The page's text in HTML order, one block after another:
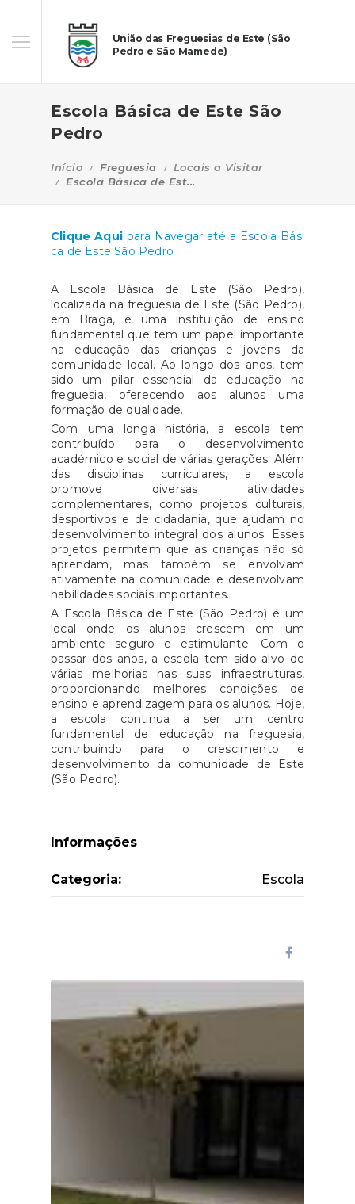
União das Freguesias de Este (São
Pedro e São Mamede)
Escola Básica de Este São
Pedro
Início Freguesia
Locais a Visitar
Escola Básica de Est...
Clique Aqui para Navegar até a Escola Bási
ca de Este São Pedro
A Escola Básica de Este (São Pedro),
localizada na freguesia de Este (São Pedro),
em Braga, é uma instituição de ensino
fundamental que tem um papel importante
na educação das crianças e jovens da
comunidade local. Ao longo dos anos, tem
sido um pilar essencial da educação na
freguesia, oferecendo aos alunos uma
formação de qualidade.
Com uma longa história, a escola tem
contribuído para o desenvolvimento
académico e social de várias gerações. Além
das disciplinas curriculares, a escola
promove diversas atividades
complementares, como projetos culturais,
desportivos e de cidadania, que ajudam no
desenvolvimento integral dos alunos. Esses
projetos permitem que as crianças não só
aprendam, mas também se envolvam
ativamente na comunidade e desenvolvam
habilidades sociais importantes.
A Escola Básica de Este (São Pedro) é um
local onde os alunos crescem em um
ambiente seguro e estimulante. Com o
passar dos anos, a escola tem sido alvo de
várias melhorias nas suas infraestruturas,
proporcionando melhores condições de
ensino e aprendizagem para os alunos. Hoje,
a escola continua a ser um centro
fundamental de educação na freguesia,
contribuindo para o crescimento e
desenvolvimento da comunidade de Este
(São Pedro).
Informações
Categoria: Escola